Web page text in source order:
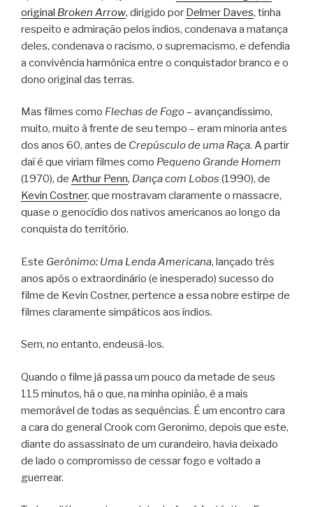
original Broken Arrow, dirigido por Delmer Daves, tinha
respeito e admiração pelos índios, condenava a matança
deles, condenava o racismo, o supremacismo, e defendia
a convivência harmônica entre o conquistador branco e o
dono original das terras.
Mas filmes como Flechas de Fogo– avançandíssimo,
muito, muito à frente de seu tempo – eram minoria antes
dos anos 60, antes de Crepúsculo de uma Raça. A partir
daí é que viriam filmes como Pequeno Grande Homem
(1970), de Arthur Penn, Dança com Lobos (1990), de
Kevin Costner, que mostravam claramente o massacre,
quase o genocídio dos nativos americanos ao longo da
conquista do território.
Este Gerônimo: Uma Lenda Americana, lançado três
anos após o extraordinário (e inesperado) sucesso do
filme de Kevin Costner, pertence a essa nobre estirpe de
filmes claramente simpáticos aos índios.
Sem, no entanto, endeusá-los.
Quando o filme já passa um pouco da metade de seus
115 minutos, há o que, na minha opinião, é a mais
memorável de todas as sequências. É um encontro cara
a cara do general Crook com Geronimo, depois que este,
diante do assassinato de um curandeiro, havia deixado
de lado o compromisso de cessar fogo e voltado a
guerrear.